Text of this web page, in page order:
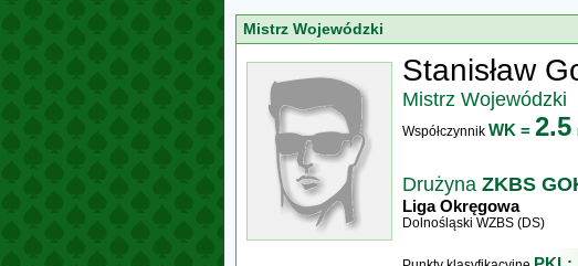
Mistrz Wojewódzki
Stanisław
Mistrz Wojewódzki
Współczynnik WK = 2.5
Drużyna ZKBS
Liga Okręgowa
Dolnośląski WZBS (DS)